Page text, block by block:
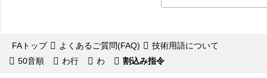
FAトップ よくあるご質問(FAQ)
技術用語について
50音順
わ行 わ 割込み指令